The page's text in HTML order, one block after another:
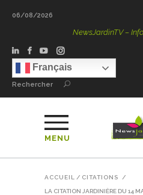
06/08/2026
NewsJardinTV – Infos,
Français
Rechercher
MENU
ACCUEIL / CITATIONS /
LA CITATION JARDINIÈRE DU 14